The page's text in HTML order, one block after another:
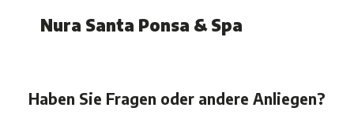
Nura Santa Ponsa & Spa
Haben Sie Fragen oder andere Anliegen?